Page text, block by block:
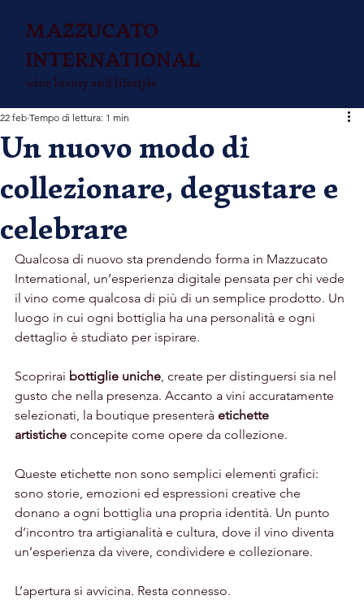
MAZZUCATO
INTERNATIONAL
wine luxury and lifestyle
Un nuovo modo di
collezionare, degustare e
celebrare
22 feb Tempo di lettura: 1 min
Qualcosa di nuovo sta prendendo forma in Mazzucato
International, un’esperienza digitale pensata per chi vede
il vino come qualcosa di più di un semplice prodotto. Un
luogo in cui ogni bottiglia ha una personalità e ogni
dettaglio è studiato per ispirare.
Scoprirai bottiglie uniche, create per distinguersi sia nel
gusto che nella presenza. Accanto a vini accuratamente
selezionati, la boutique presenterà etichette
artistiche concepite come opere da collezione.
Queste etichette non sono semplici elementi grafici:
sono storie, emozioni ed espressioni creative che
donano a ogni bottiglia una propria identità. Un punto
d’incontro tra artigianalità e cultura, dove il vino diventa
un’esperienza da vivere, condividere e collezionare.
L’apertura si avvicina. Resta connesso.